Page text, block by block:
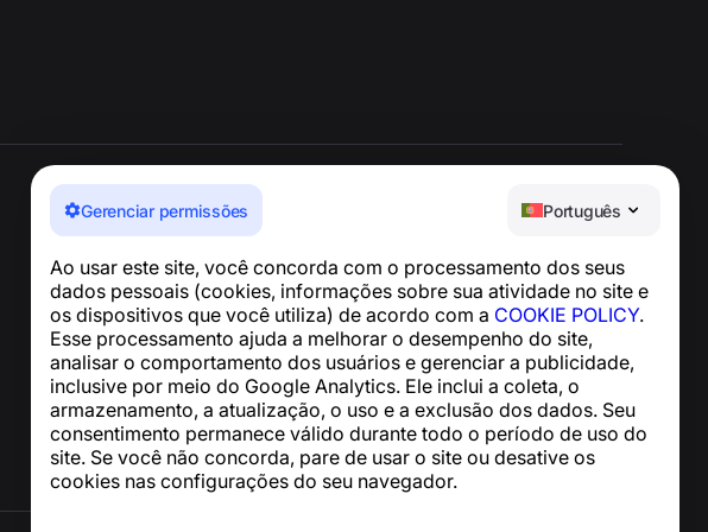
Gerenciar permissões Português
Ao usar este site, você concorda com o processamento dos seus
dados pessoais (cookies, informações sobre sua atividade no site e
os dispositivos que você utiliza) de acordo com a COOKIE POLICY.
Esse processamento ajuda a melhorar o desempenho do site,
analisar o comportamento dos usuários e gerenciar a publicidade,
inclusive por meio do Google Analytics. Ele inclui a coleta, o
armazenamento, a atualização, o uso e a exclusão dos dados. Seu
consentimento permanece válido durante todo o período de uso do
site. Se você não concorda, pare de usar o site ou desative os
cookies nas configurações do seu navegador.
Notícias e Artigos
Sobre o projeto
Contatos